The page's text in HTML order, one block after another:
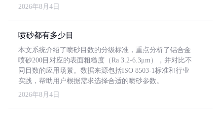
2026年8月4日
喷砂都有多少目
本文系统介绍了喷砂目数的分级标准，重点分析了铝合金
喷砂200目对应的表面粗糙度（Ra 3.2-6.3μm），并对比不
同目数的应用场景。数据来源包括ISO 8503-1标准和行业
实践，帮助用户根据需求选择合适的喷砂参数。
2026年8月4日